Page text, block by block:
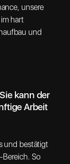
unsere
hart
und
kann der
Arbeit
und bestätigt
So